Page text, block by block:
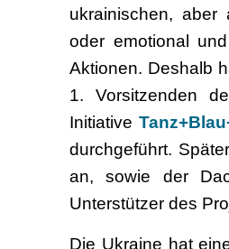
ukrainischen, aber
oder emotional
Aktionen. Deshalb
1. Vorsitzenden
Initiative
durchgeführt.
an, sowie der
Unterstützer des
Die Ukraine hat